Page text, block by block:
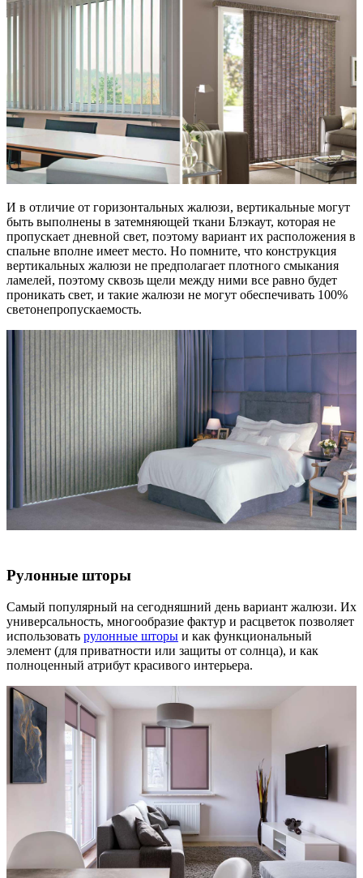
И в отличие от горизонтальных жалюзи, вертикальные могут
быть выполнены в затемняющей ткани Блэкаут, которая не
пропускает дневной свет, поэтому вариант их расположения в
спальне вполне имеет место. Но помните, что конструкция
вертикальных жалюзи не предполагает плотного смыкания
ламелей, поэтому сквозь щели между ними все равно будет
проникать свет, и такие жалюзи не могут обеспечивать 100%
светонепропускаемость.
Рулонные шторы
Самый популярный на сегодняшний день вариант жалюзи. Их
универсальность, многообразие фактур и расцветок позволяет
использовать рулонные шторы и как функциональный
элемент (для приватности или защиты от солнца), и как
полноценный атрибут красивого интерьера.